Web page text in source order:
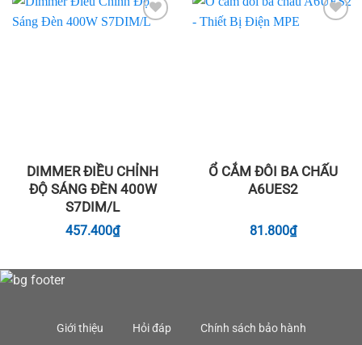
DIMMER ĐIỀU CHỈNH
ĐỘ SÁNG ĐÈN 400W
S7DIM/L
457.400₫
Ổ CẮM ĐÔI BA CHẤU
A6UES2
81.800₫
Giới thiệu Hỏi đáp Chính sách bảo hành